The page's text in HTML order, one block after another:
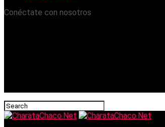
Conéctate con nosotros